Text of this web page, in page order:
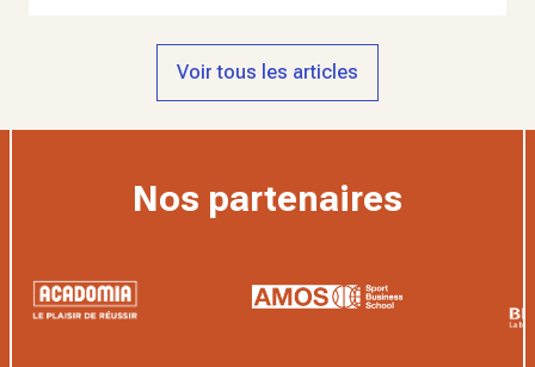
Voir tous les articles
Nos partenaires